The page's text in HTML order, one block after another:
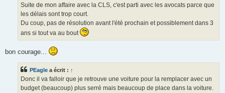
Suite de mon affaire avec la CLS, c'est parti avec les avocats parce que
les délais sont trop court.
Du coup, pas de résolution avant l'été prochain et possiblement dans 3
ans si tout va au bout
bon courage...
PEagle a écrit : ↑
Donc il va falloir que je retrouve une voiture pour la remplacer avec un
budget (beaucoup) plus serré mais beaucoup de place dans la voiture.